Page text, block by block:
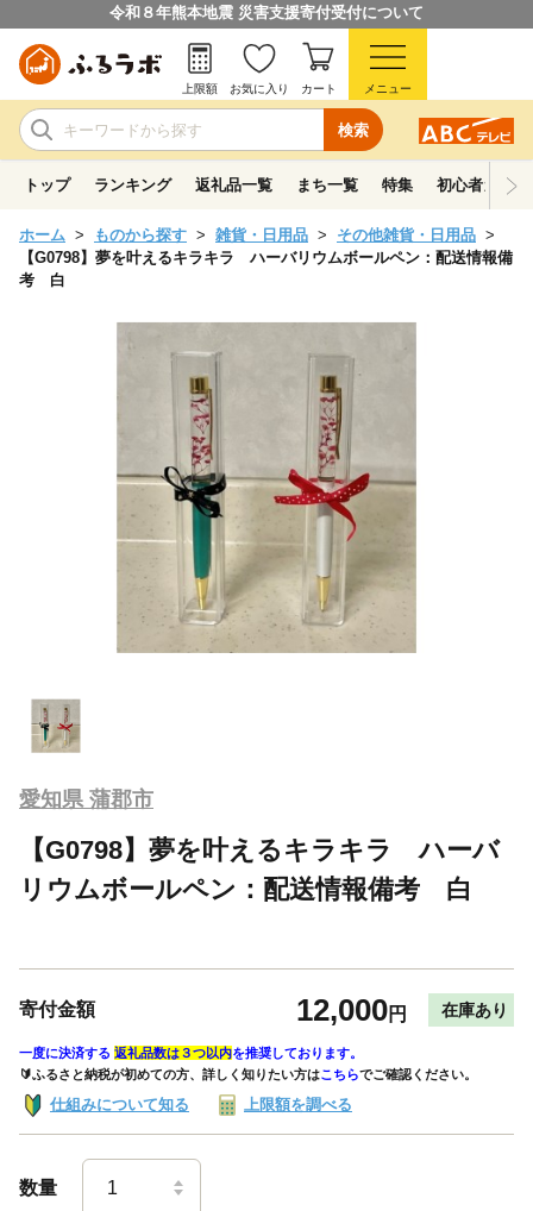
令和８年熊本地震 災害支援寄付受付について
検索
上限額 お気に入り カート メニュー
トップ ランキング 返礼品一覧 まち一覧 特集 初心者ガイド
ホーム ものから探す 雑貨・日用品
その他雑貨・日用品
【G0798】夢を叶えるキラキラ ハーバリウムボールペン：配送情報備
考 白
愛知県 蒲郡市
【G0798】夢を叶えるキラキラ ハーバ
リウムボールペン：配送情報備考 白
寄付金額 12,000円 在庫あり
一度に決済する 返礼品数は３つ以内を推奨しております。
🔰ふるさと納税が初めての方、詳しく知りたい方はこちらでご確認ください。
仕組みについて知る 上限額を調べる
数量